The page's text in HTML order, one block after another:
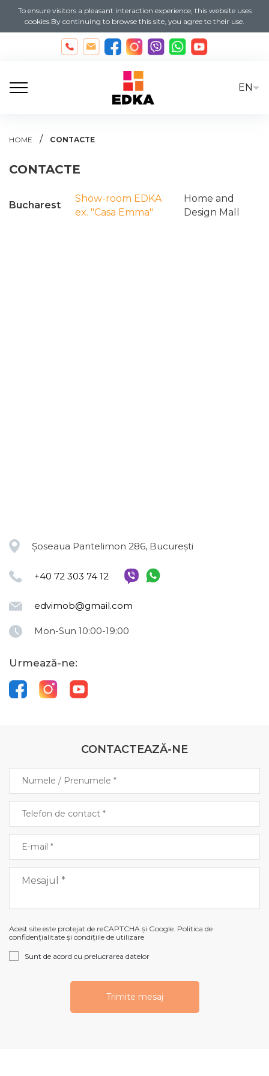
To ensure visitors a pleasant interaction experience, this website uses
cookies.By continuing to browse this site, you agree to their use.
EN
HOME / CONTACTE
CONTACTE
Bucharest
Show-room EDKA
ex. "Casa Emma"
Home and
Design Mall
Șoseaua Pantelimon 286, București
+40 72 303 74 12
edvimob@gmail.com
Mon-Sun 10:00-19:00
Urmează-ne:
CONTACTEAZĂ-NE
Acest site este protejat de reCAPTCHA și Google. Politica de
confidențialitate și condițiile de utilizare
Sunt de acord cu prelucrarea datelor
Trimite mesaj